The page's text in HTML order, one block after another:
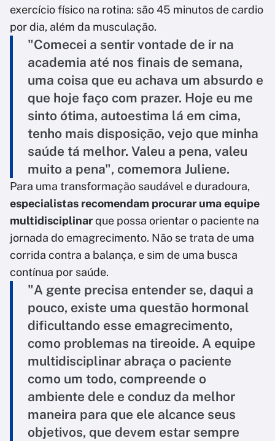
exercício físico na rotina: são 45 minutos de cardio
por dia, além da musculação.
"Comecei a sentir vontade de ir na
academia até nos finais de semana,
uma coisa que eu achava um absurdo e
que hoje faço com prazer. Hoje eu me
sinto ótima, autoestima lá em cima,
tenho mais disposição, vejo que minha
saúde tá melhor. Valeu a pena, valeu
muito a pena", comemora Juliene.
Para uma transformação saudável e duradoura,
especialistas recomendam procurar uma equipe
multidisciplinarque possa orientar o paciente na
jornada do emagrecimento. Não se trata de uma
corrida contra a balança, e sim de uma busca
contínua por saúde.
"A gente precisa entender se, daqui a
pouco, existe uma questão hormonal
dificultando esse emagrecimento,
como problemas na tireoide. A equipe
multidisciplinar abraça o paciente
como um todo, compreende o
ambiente dele e conduz da melhor
maneira para que ele alcance seus
objetivos, que devem estar sempre